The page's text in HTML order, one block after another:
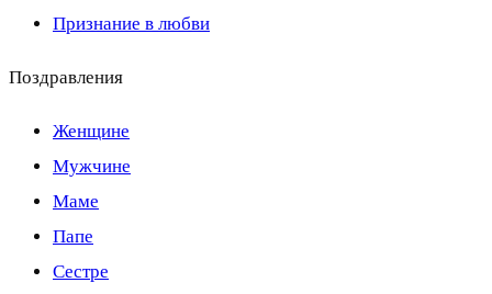
Признание в любви
Поздравления
Женщине
Мужчине
Маме
Папе
Сестре